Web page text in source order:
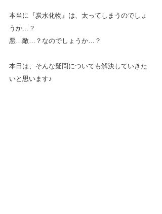
本当に『炭水化物』は、太ってしまうのでしょ
うか…？
悪…敵…？なのでしょうか…？
本日は、そんな疑問についても解決していきた
いと思います♪